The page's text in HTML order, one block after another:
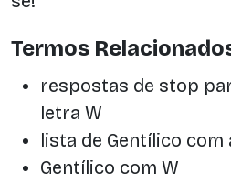
Termos
respostas de stop
letra W
lista de Gentílico com
Gentílico com W